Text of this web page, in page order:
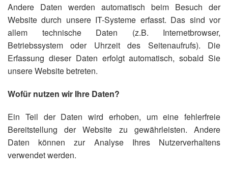
Andere Daten werden automatisch beim Besuch der
Website durch unsere IT-Systeme erfasst. Das sind vor
allem technische Daten (z.B. Internetbrowser,
Betriebssystem oder Uhrzeit des Seitenaufrufs). Die
Erfassung dieser Daten erfolgt automatisch, sobald Sie
unsere Website betreten.
Wofür nutzen wir Ihre Daten?
Ein Teil der Daten wird erhoben, um eine fehlerfreie
Bereitstellung der Website zu gewährleisten. Andere
Daten können zur Analyse Ihres Nutzerverhaltens
verwendet werden.